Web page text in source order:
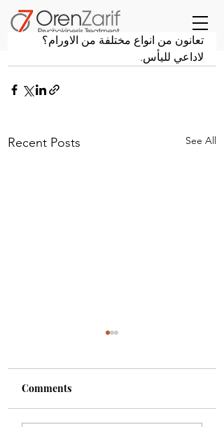
تعانون من انواع مختلفة من الاورام؟
لاداعي لليأس.
Recent Posts See All
Comments